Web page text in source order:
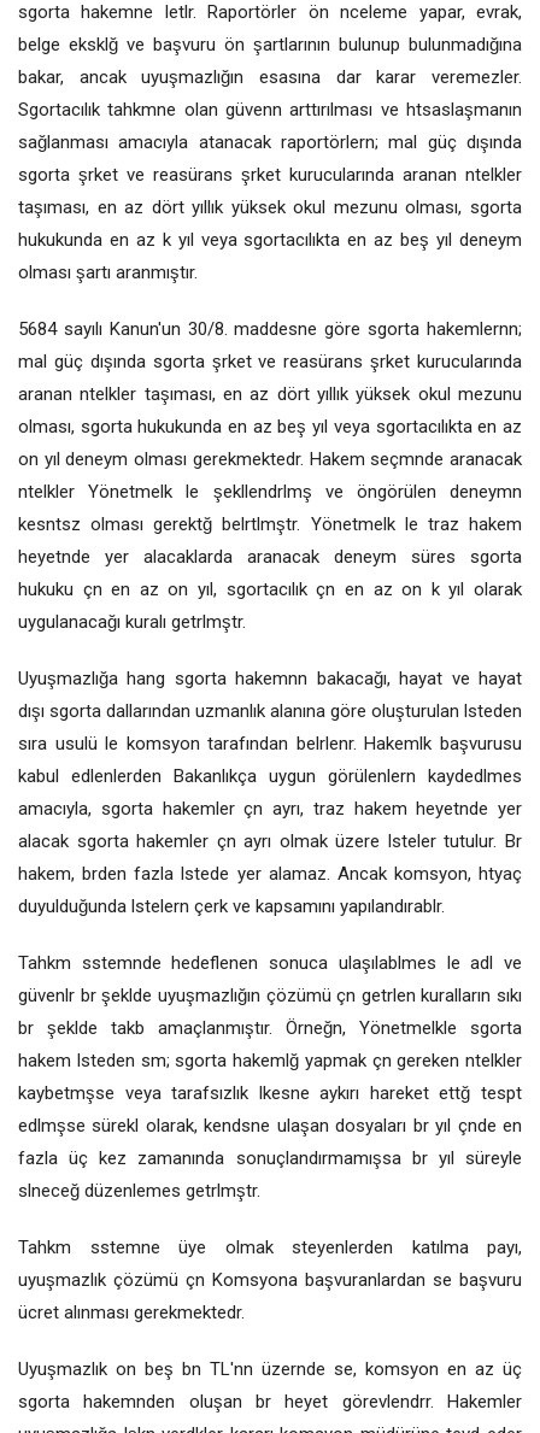
sgorta hakemne letlr. Raportörler ön nceleme yapar, evrak,
belge eksklğ ve başvuru ön şartlarının bulunup bulunmadığına
bakar, ancak uyuşmazlığın esasına dar karar veremezler.
Sgortacılık tahkmne olan güvenn arttırılması ve htsaslaşmanın
sağlanması amacıyla atanacak raportörlern; mal güç dışında
sgorta şrket ve reasürans şrket kurucularında aranan ntelkler
taşıması, en az dört yıllık yüksek okul mezunu olması, sgorta
hukukunda en az k yıl veya sgortacılıkta en az beş yıl deneym
olması şartı aranmıştır.
5684 sayılı Kanun'un 30/8. maddesne göre sgorta hakemlernn;
mal güç dışında sgorta şrket ve reasürans şrket kurucularında
aranan ntelkler taşıması, en az dört yıllık yüksek okul mezunu
olması, sgorta hukukunda en az beş yıl veya sgortacılıkta en az
on yıl deneym olması gerekmektedr. Hakem seçmnde aranacak
ntelkler Yönetmelk le şekllendrlmş ve öngörülen deneymn
kesntsz olması gerektğ belrtlmştr. Yönetmelk le traz hakem
heyetnde yer alacaklarda aranacak deneym süres sgorta
hukuku çn en az on yıl, sgortacılık çn en az on k yıl olarak
uygulanacağı kuralı getrlmştr.
Uyuşmazlığa hang sgorta hakemnn bakacağı, hayat ve hayat
dışı sgorta dallarından uzmanlık alanına göre oluşturulan lsteden
sıra usulü le komsyon tarafından belrlenr. Hakemlk başvurusu
kabul edlenlerden Bakanlıkça uygun görülenlern kaydedlmes
amacıyla, sgorta hakemler çn ayrı, traz hakem heyetnde yer
alacak sgorta hakemler çn ayrı olmak üzere lsteler tutulur. Br
hakem, brden fazla lstede yer alamaz. Ancak komsyon, htyaç
duyulduğunda lstelern çerk ve kapsamını yapılandırablr.
Tahkm sstemnde hedeflenen sonuca ulaşılablmes le adl ve
güvenlr br şeklde uyuşmazlığın çözümü çn getrlen kuralların sıkı
br şeklde takb amaçlanmıştır. Örneğn, Yönetmelkle sgorta
hakem lsteden sm; sgorta hakemlğ yapmak çn gereken ntelkler
kaybetmşse veya tarafsızlık lkesne aykırı hareket ettğ tespt
edlmşse sürekl olarak, kendsne ulaşan dosyaları br yıl çnde en
fazla üç kez zamanında sonuçlandırmamışsa br yıl süreyle
slneceğ düzenlemes getrlmştr.
Tahkm sstemne üye olmak steyenlerden katılma payı,
uyuşmazlık çözümü çn Komsyona başvuranlardan se başvuru
ücret alınması gerekmektedr.
Uyuşmazlık on beş bn TL'nn üzernde se, komsyon en az üç
sgorta hakemnden oluşan br heyet görevlendrr. Hakemler